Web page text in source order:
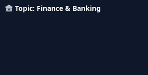
Topic: Finance & Banking